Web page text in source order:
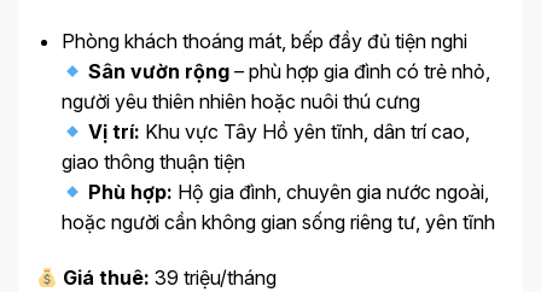
Phòng khách thoáng mát, bếp đầy đủ tiện nghi
Sân vườn rộng – phù hợp gia đình có trẻ nhỏ,
người yêu thiên nhiên hoặc nuôi thú cưng
Vị trí: Khu vực Tây Hồ yên tĩnh, dân trí cao,
giao thông thuận tiện
Phù hợp: Hộ gia đình, chuyên gia nước ngoài,
hoặc người cần không gian sống riêng tư, yên tĩnh
Giá thuê: 39 triệu/tháng